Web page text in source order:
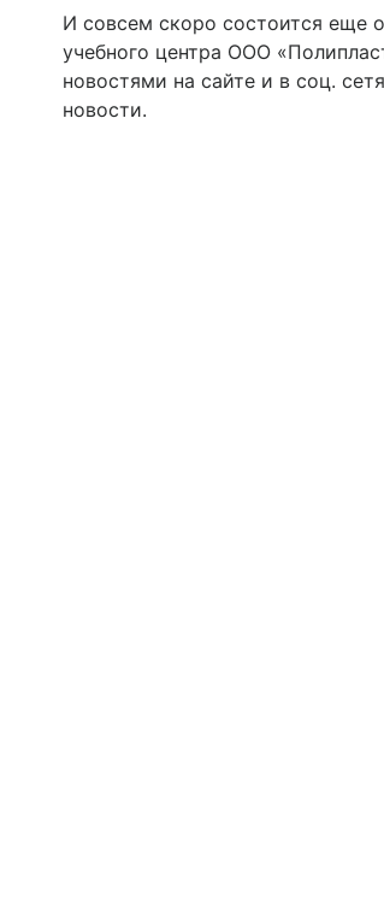
И совсем скоро состоится еще
учебного центра ООО
новостями на сайте и в соц.
новости.